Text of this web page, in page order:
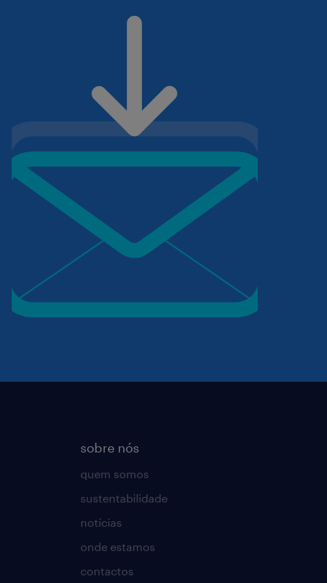
sobre nós
quem somos
sustentabilidade
notícias
onde estamos
contactos